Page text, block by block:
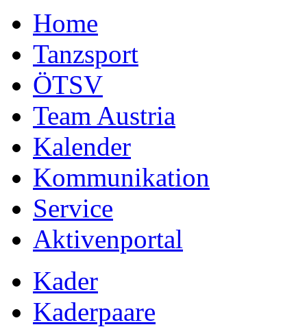
Home
Tanzsport
ÖTSV
Team Austria
Kalender
Kommunikation
Service
Aktivenportal
Kader
Kaderpaare